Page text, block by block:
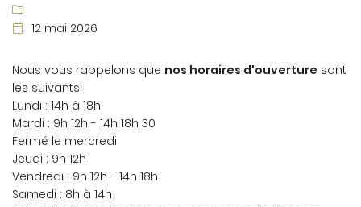
 Adresse email de réception
En cochant cette case, vous consentez à recevoir nos propositions
commerciales à l'adresse email indiqué ci-dessus. Vous pouvez vous
désinscrire à tout moment en utilisant
INSCRIPTION


12 mai 2026
Nous vous rappelons que nos horaires d'ouverture sont
les suivants:
Lundi : 14h à 18h
Mardi : 9h 12h - 14h 18h 30
Fermé le mercredi
Jeudi : 9h 12h
Vendredi : 9h 12h - 14h 18h
Samedi : 8h à 14h